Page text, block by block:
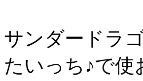
サンダードラ
たいっち♪で使